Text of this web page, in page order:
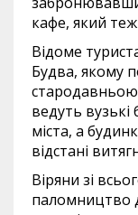
кафе, який теж
Відоме
Будва, якому
ведуть вузькі
міста, а
відстані
Віряни зі
паломництво